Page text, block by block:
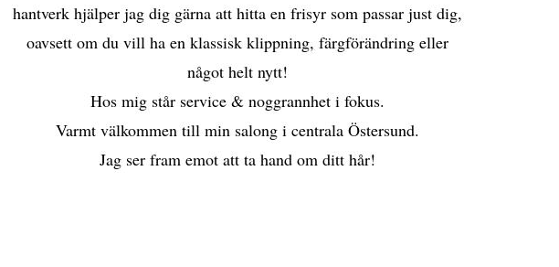
hantverk hjälper jag dig gärna att hitta en frisyr som passar just dig,
oavsett om du vill ha en klassisk klippning, färgförändring eller
något helt nytt!
Hos mig står service & noggrannhet i fokus.
Varmt välkommen till min salong i centrala Östersund.
Jag ser fram emot att ta hand om ditt hår!